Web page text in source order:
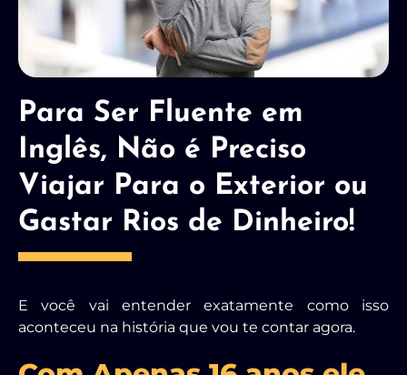
Para Ser Fluente em
Inglês, Não é Preciso
Viajar Para o Exterior ou
Gastar Rios de Dinheiro!
E você vai entender exatamente como isso
aconteceu na história que vou te contar agora.